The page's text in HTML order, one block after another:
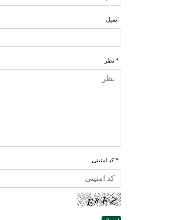
ایمیل
* نظر
* کد امنیتی